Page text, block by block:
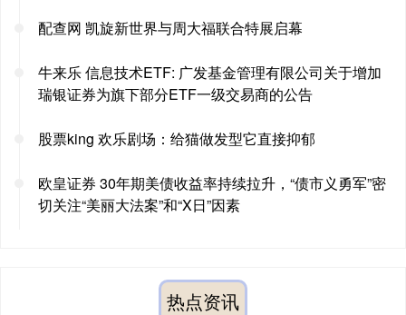
配查网 凯旋新世界与周大福联合特展启幕
牛来乐 信息技术ETF: 广发基金管理有限公司关于增加
瑞银证券为旗下部分ETF一级交易商的公告
股票king 欢乐剧场：给猫做发型它直接抑郁
欧皇证券 30年期美债收益率持续拉升，“债市义勇军”密
切关注“美丽大法案”和“X日”因素
热点资讯